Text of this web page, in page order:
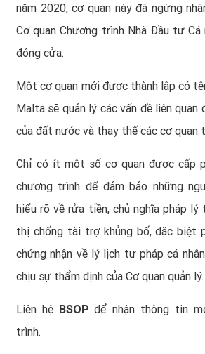
năm 2020, cơ quan này đã ngừng
Cơ quan Chương trình Nhà Đầu tư Cá
đóng cửa.
Một cơ quan mới được thành lập có
Malta sẽ quản lý các vấn đề liên quan
của đất nước và thay thế các cơ quan
Chỉ có ít một số cơ quan được cấp
chương trình để đảm bảo những
hiểu rõ về rửa tiền, chủ nghĩa pháp lý
thị chống tài trợ khủng bố, đặc biệt
chứng nhận về lý lịch tư pháp cá
chịu sự thẩm định của Cơ quan quản lý.
Liên hệ BSOP để nhận thông tin
trình.